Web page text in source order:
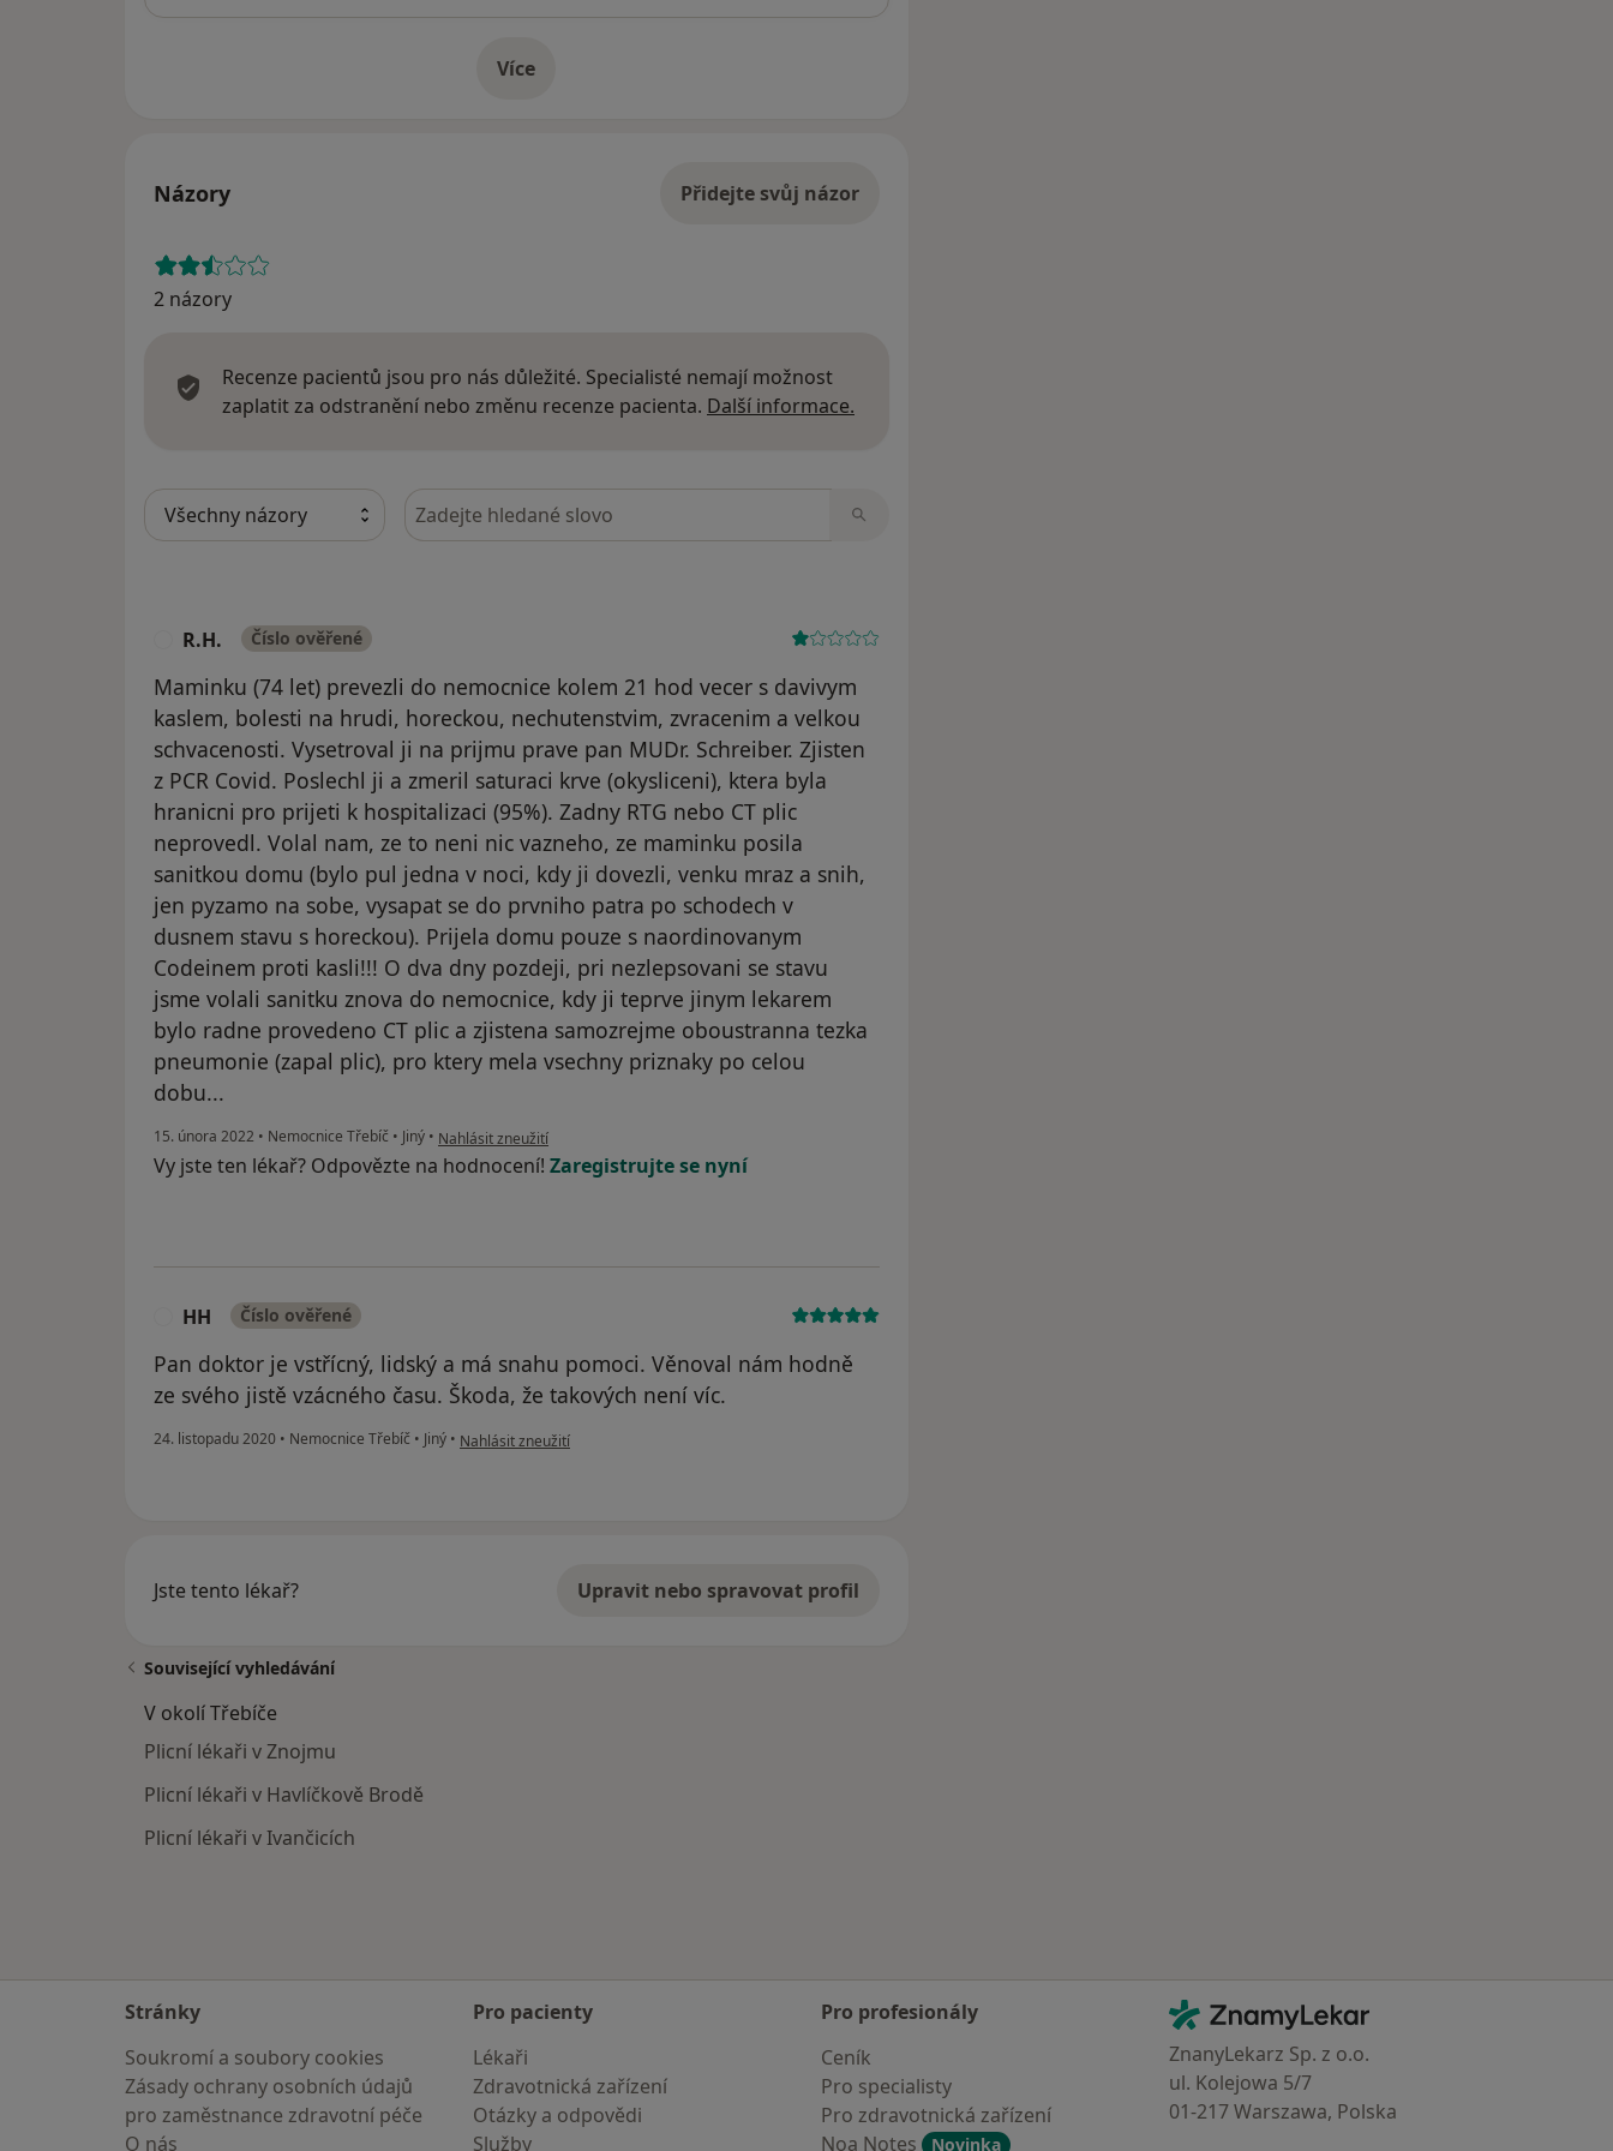
Víceo adrese
Názory Přidejte svůj názor
2 názory
Recenze pacientů jsou pro nás důležité. Specialisté nemají možnost
zaplatit za odstranění nebo změnu recenze pacienta. Další informace.
Hledejte v názorech
R.H. Číslo ověřené
Maminku (74 let) prevezli do nemocnice kolem 21 hod vecer s davivym
kaslem, bolesti na hrudi, horeckou, nechutenstvim, zvracenim a velkou
schvacenosti. Vysetroval ji na prijmu prave pan MUDr. Schreiber. Zjisten
z PCR Covid. Poslechl ji a zmeril saturaci krve (okysliceni), ktera byla
hranicni pro prijeti k hospitalizaci (95%). Zadny RTG nebo CT plic
neprovedl. Volal nam, ze to neni nic vazneho, ze maminku posila
sanitkou domu (bylo pul jedna v noci, kdy ji dovezli, venku mraz a snih,
jen pyzamo na sobe, vysapat se do prvniho patra po schodech v
dusnem stavu s horeckou). Prijela domu pouze s naordinovanym
Codeinem proti kasli!!! O dva dny pozdeji, pri nezlepsovani se stavu
jsme volali sanitku znova do nemocnice, kdy ji teprve jinym lekarem
bylo radne provedeno CT plic a zjistena samozrejme oboustranna tezka
pneumonie (zapal plic), pro ktery mela vsechny priznaky po celou
dobu...
15. února 2022 • Nemocnice Třebíč • Jiný • podle názoru uživatele R.H.
Nahlásit zneužití
Vy jste ten lékař? Odpovězte na hodnocení! Zaregistrujte se nyní
HH Číslo ověřené
Pan doktor je vstřícný, lidský a má snahu pomoci. Věnoval nám hodně
ze svého jistě vzácného času. Škoda, že takových není víc.
24. listopadu 2020 • Nemocnice Třebíč • Jiný • podle názoru uživatele HH
Nahlásit zneužití
Jste tento lékař? Upravit nebo spravovat profil
Související vyhledávání
V okolí Třebíče
Plicní lékaři v Znojmu
Plicní lékaři v Havlíčkově Brodě
Plicní lékaři v Ivančicích
Stránky
Soukromí a soubory cookies
Zásady ochrany osobních údajů
pro zaměstnance zdravotní péče
O nás
Pro pacienty
Lékaři
Zdravotnická zařízení
Otázky a odpovědi
Služby
Pro profesionály
Ceník
Pro specialisty
Pro zdravotnická zařízení
Noa Notes
Novinka
Kontakt
ZnamyLekar - Hlavní stránka
ZnanyLekarz Sp. z o.o.
ul. Kolejowa 5/7
01-217 Warszawa, Polska